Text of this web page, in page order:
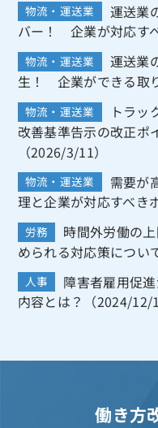
物流・運送業
運送業
バー！ 企業が対応す
物流・運送業
運送業
生！ 企業ができる取
物流・運送業
トラッ
改善基準告示の改正ポ
（2026/3/11）
物流・運送業
需要が
理と企業が対応すべき
労務
時間外労働の
められる対応策につい
人事
障害者雇用促
内容とは？（2024/12/
働き方